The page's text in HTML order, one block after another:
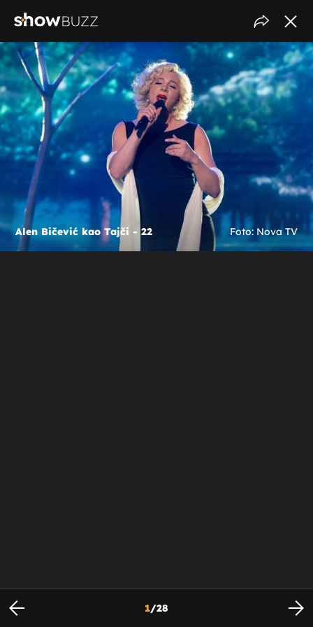
Alen Bičević kao Tajči - 22 Foto: Nova TV
1/28